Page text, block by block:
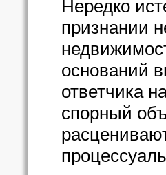
Нередко
признании
оснований
ответчика
спорный